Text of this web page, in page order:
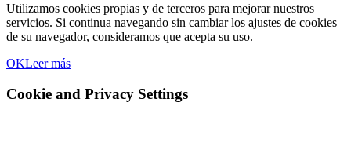
Utilizamos cookies propias y de terceros para mejorar nuestros
servicios. Si continua navegando sin cambiar los ajustes de cookies
de su navegador, consideramos que acepta su uso.
OKLeer más
Cookie and Privacy Settings